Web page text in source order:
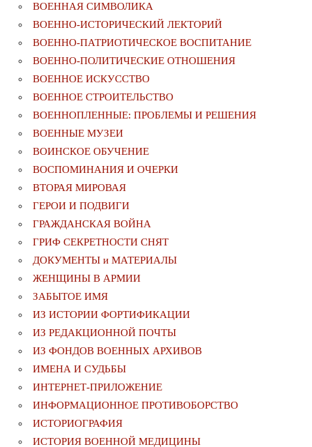
ВОЕННАЯ СИМВОЛИКА
ВОЕННО-ИСТОРИЧЕСКИЙ ЛЕКТОРИЙ
ВОЕННО-ПАТРИОТИЧЕСКОЕ ВОСПИТАНИЕ
ВОЕННО-ПОЛИТИЧЕСКИE ОТНОШЕНИЯ
ВОЕННОЕ ИСКУССТВО
ВОЕННОЕ СТРОИТЕЛЬСТВО
ВОЕННОПЛЕННЫЕ: ПРОБЛЕМЫ И РЕШЕНИЯ
ВОЕННЫЕ МУЗЕИ
ВОИНСКОЕ ОБУЧЕНИЕ
ВОСПОМИНАНИЯ И ОЧЕРКИ
ВТОРАЯ МИРОВАЯ
ГЕРОИ И ПОДВИГИ
ГРАЖДАНСКАЯ ВОЙНА
ГРИФ СЕКРЕТНОСТИ СНЯТ
ДОКУМЕНТЫ и МАТЕРИАЛЫ
ЖЕНЩИНЫ В АРМИИ
ЗАБЫТОЕ ИМЯ
ИЗ ИСТОРИИ ФОРТИФИКАЦИИ
ИЗ РЕДАКЦИОННОЙ ПОЧТЫ
ИЗ ФОНДОВ ВОЕННЫХ АРХИВОВ
ИМЕНА И СУДЬБЫ
ИНТЕРНЕТ-ПРИЛОЖЕНИЕ
ИНФОРМАЦИОННОЕ ПРОТИВОБОРСТВО
ИСТОРИОГРАФИЯ
ИСТОРИЯ ВОЕННОЙ МЕДИЦИНЫ